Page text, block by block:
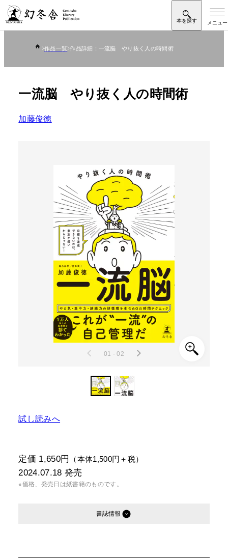
作品一覧 作品詳細：一流脳 やり抜く人の時間術
一流脳 やり抜く人の時間術
加藤俊徳
01 - 02
試し読みへ
定価 1,650円 （本体1,500円＋税）
2024.07.18 発売
※価格、発売日は紙書籍のものです。
書誌情報